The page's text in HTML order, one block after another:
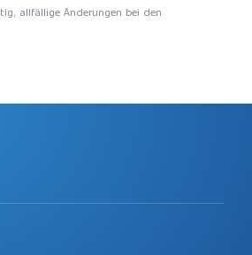
allfällige Änderungen bei den